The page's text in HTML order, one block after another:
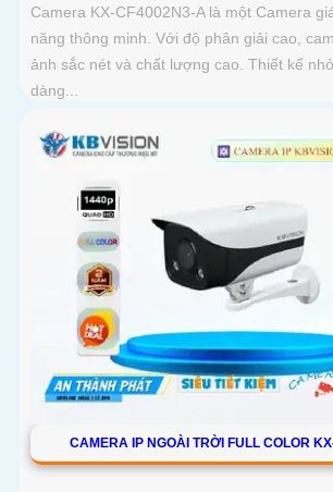
Camera KX-CF4002N3-A là một Camera
năng thông minh. Với độ phân giải cao,
ảnh sắc nét và chất lượng cao. Thiết kế
dàng...
CAMERA IP NGOÀI TRỜI FULL COLOR